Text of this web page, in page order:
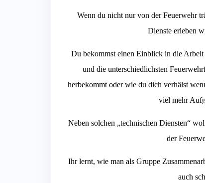
Wenn du nicht nur von der Feuerwehr
Dienste erleben
Du bekommst einen Einblick in die Arbeit
und die unterschiedlichsten
herbekommt oder wie du dich verhälst
viel mehr
Neben solchen „technischen Diensten“
der
Ihr lernt, wie man als Gruppe
auch